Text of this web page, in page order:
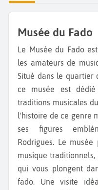
Musée du Fado
Le Musée du Fado est un lieu incontournable pour
les amateurs de
Situé dans le quartier
ce musée est
traditions musicales
l'histoire de ce genre
ses figures
Rodrigues. Le
musique traditionnels,
qui vous plongent
fado. Une visite